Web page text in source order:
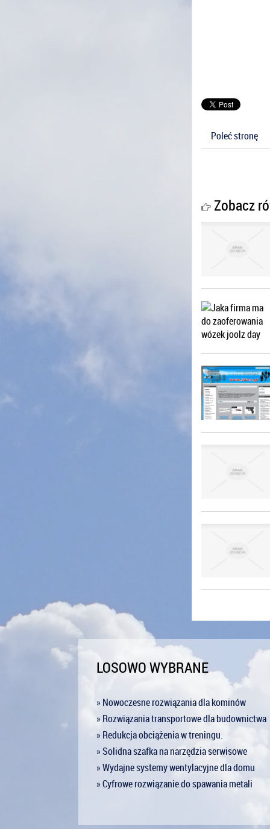
Poleć stronę
Zobacz
LOSOWO WYBRANE
» Nowoczesne rozwiązania dla kominów
» Rozwiązania transportowe dla budownictwa
» Redukcja obciążenia w treningu.
» Solidna szafka na narzędzia serwisowe
» Wydajne systemy wentylacyjne dla domu
» Cyfrowe rozwiązanie do spawania metali